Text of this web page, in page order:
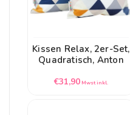
Kissen Relax, 2er-Set,
Quadratisch, Anton
Normaler
€31,90 Mwst inkl.